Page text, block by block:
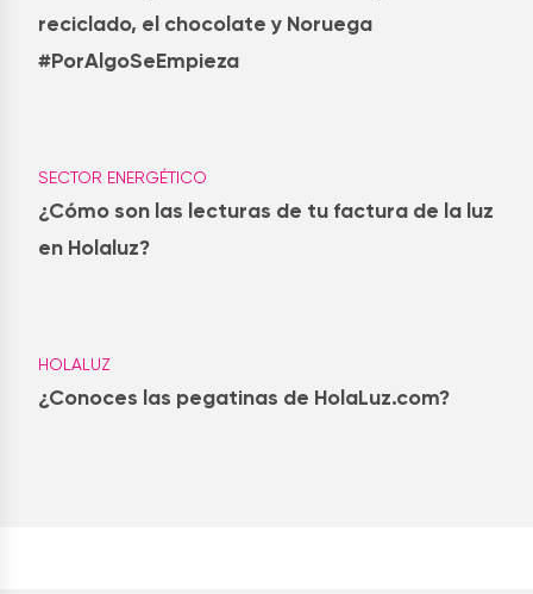
reciclado, el chocolate y Noruega
#PorAlgoSeEmpieza
SECTOR ENERGÉTICO
¿Cómo son las lecturas de tu factura de la luz
en Holaluz?
HOLALUZ
¿Conoces las pegatinas de HolaLuz.com?